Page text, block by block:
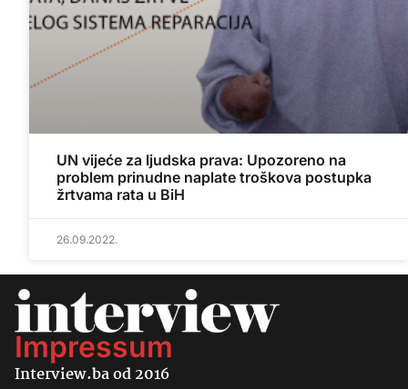
UN vijeće za ljudska prava: Upozoreno na
problem prinudne naplate troškova postupka
žrtvama rata u BiH
26.09.2022.
Impressum
Interview.ba od 2016